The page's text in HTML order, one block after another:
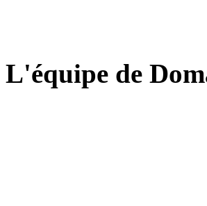
L'équipe de